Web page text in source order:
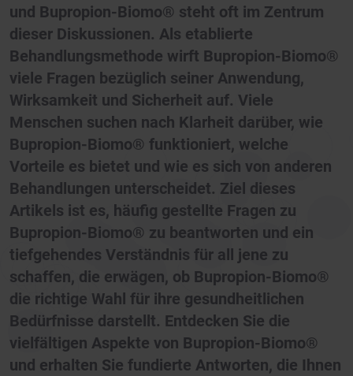
und Bupropion-Biomo® steht oft im Zentrum
dieser Diskussionen. Als etablierte
Behandlungsmethode wirft Bupropion-Biomo®
viele Fragen bezüglich seiner Anwendung,
Wirksamkeit und Sicherheit auf. Viele
Menschen suchen nach Klarheit darüber, wie
Bupropion-Biomo® funktioniert, welche
Vorteile es bietet und wie es sich von anderen
Behandlungen unterscheidet. Ziel dieses
Artikels ist es, häufig gestellte Fragen zu
Bupropion-Biomo® zu beantworten und ein
tiefgehendes Verständnis für all jene zu
schaffen, die erwägen, ob Bupropion-Biomo®
die richtige Wahl für ihre gesundheitlichen
Bedürfnisse darstellt. Entdecken Sie die
vielfältigen Aspekte von Bupropion-Biomo®
und erhalten Sie fundierte Antworten, die Ihnen